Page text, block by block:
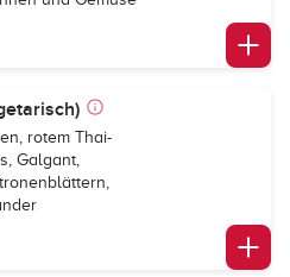
rotem Thai-
Galgant,